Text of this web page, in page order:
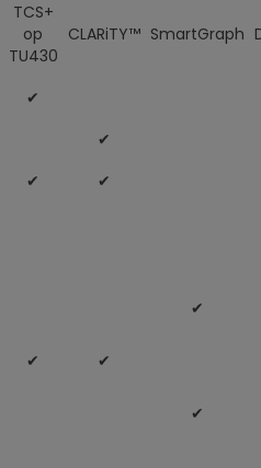
TCS+
op
TU430
CLARiTY™ SmartGraph
✔
✔
✔
✔
✔
✔
✔
✔